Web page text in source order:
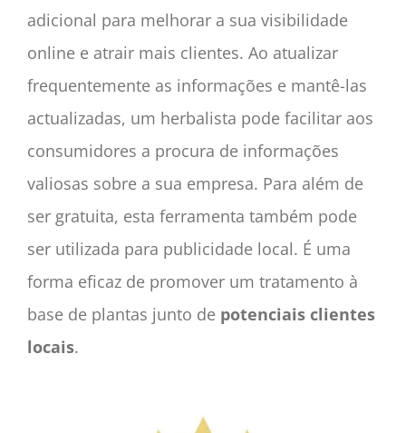
adicional para melhorar a sua visibilidade
online e atrair mais clientes. Ao atualizar
frequentemente as informações e mantê-las
actualizadas, um herbalista pode facilitar aos
consumidores a procura de informações
valiosas sobre a sua empresa. Para além de
ser gratuita, esta ferramenta também pode
ser utilizada para publicidade local. É uma
forma eficaz de promover um tratamento à
base de plantas junto de potenciais clientes
locais.